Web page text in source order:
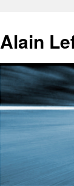
contenu
Alain